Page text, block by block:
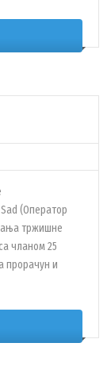
Sad (Оператор
тржишне
чланом 25
прорачун и